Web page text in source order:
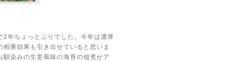
年ちょっとぶりでした。今年は濃厚
乗効果も引き出せていると思いま
染みの生姜風味の海苔の佃煮がア